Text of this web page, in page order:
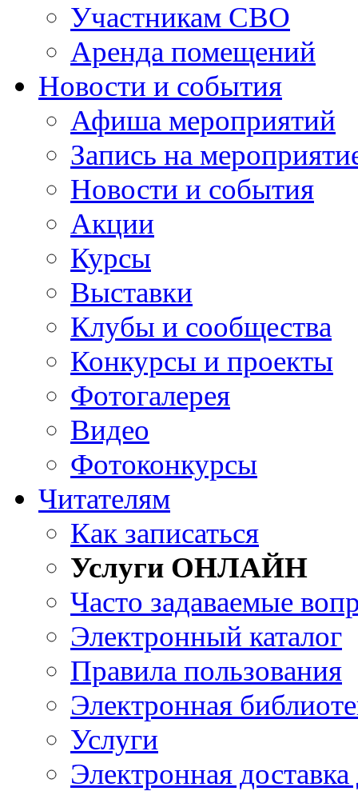
Участникам СВО
Аренда помещений
Новости и события
Афиша мероприятий
Запись на
Новости и события
Акции
Курсы
Выставки
Клубы и сообщества
Конкурсы и проекты
Фотогалерея
Видео
Фотоконкурсы
Читателям
Как записаться
Услуги ОНЛАЙН
Часто задаваемые
Электронный каталог
Правила пользования
Электронная
Услуги
Электронная